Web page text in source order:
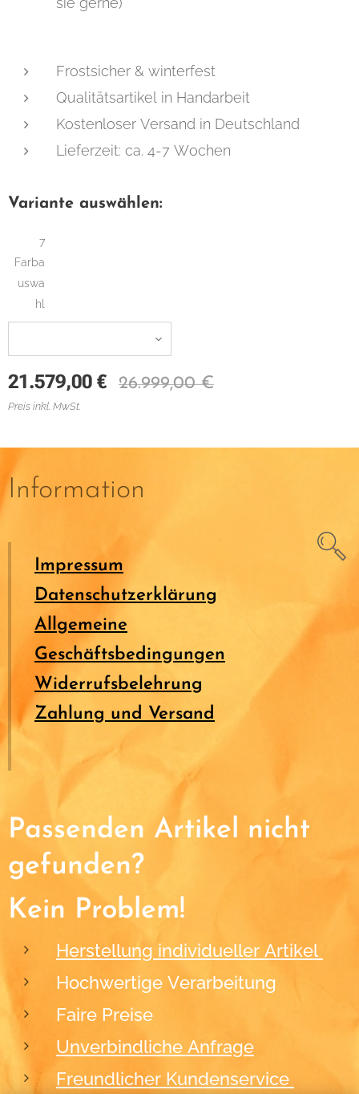
Frostsicher & winterfest
Qualitätsartikel in Handarbeit
Kostenloser Versand in Deutschland
Lieferzeit: ca. 4-7 Wochen
Variante auswählen:
7
Farba
uswa
hl
21.579,00 € 26.999,00€
Preis inkl. MwSt.
Information
Impressum
Datenschutzerklärung
Allgemeine
Geschäftsbedingungen
Widerrufsbelehrung
Zahlung und Versand
Passenden Artikel nicht
gefunden?
Kein Problem!
Herstellung individueller Artikel
Hochwertige Verarbeitung
Faire Preise
Unverbindliche Anfrage
Freundlicher Kundenservice